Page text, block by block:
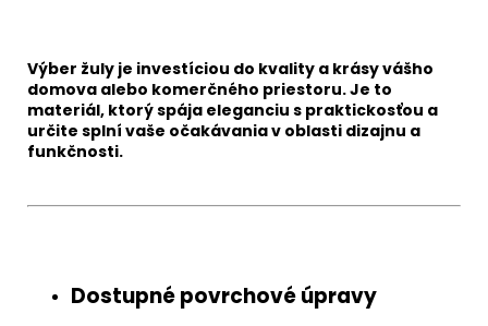
Výber žuly je investíciou do kvality a krásy vášho
domova alebo komerčného priestoru. Je to
materiál, ktorý spája eleganciu s praktickosťou a
určite splní vaše očakávania v oblasti dizajnu a
funkčnosti.
Dostupné povrchové úpravy